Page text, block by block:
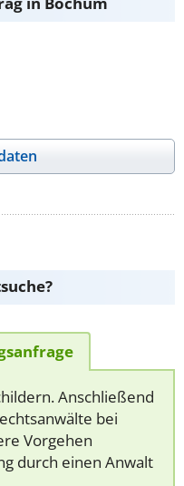
Anschließend
bei
Vorgehen
durch einen Anwalt